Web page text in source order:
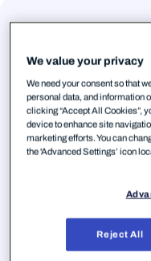
手順 1 —
Center にログ
すべての
理するための管
WithSecureの
We value your privacy
We need your consent so that
personal data, and information
clicking “Accept All Cookies”,
device to enhance site
marketing efforts. You can
the 'Advanced Settings’ icon
Reject All